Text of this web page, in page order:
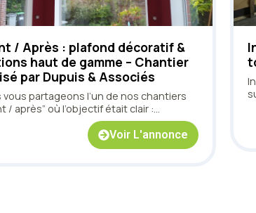
/ Après : plafond décoratif &
haut de gamme – Chantier
par Dupuis & Associés
vous partageons l’un de nos chantiers
/ après” où l’objectif était clair :
du cachet à une pièce, structurer
et obtenir un rendu net, durable
Voir L'annonce